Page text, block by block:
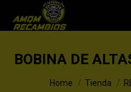
BOBINA DE
You are here:Home Tienda